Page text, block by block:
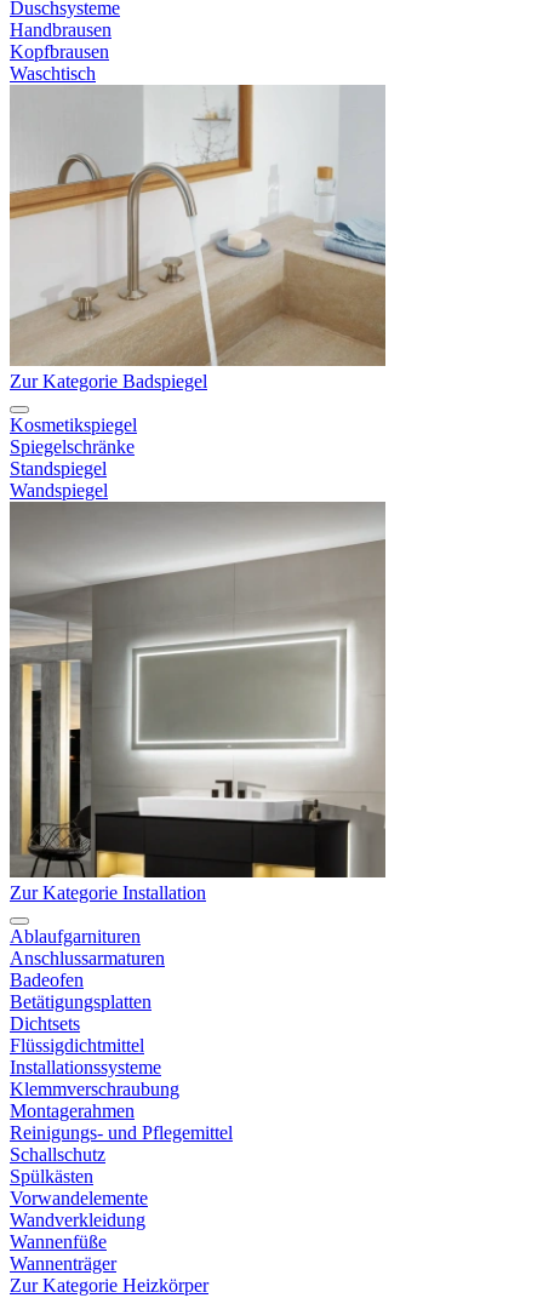
Duschsysteme
Handbrausen
Kopfbrausen
Waschtisch
Zur Kategorie Badspiegel
Kosmetikspiegel
Spiegelschränke
Standspiegel
Wandspiegel
Zur Kategorie Installation
Ablaufgarnituren
Anschlussarmaturen
Badeofen
Betätigungsplatten
Dichtsets
Flüssigdichtmittel
Installationssysteme
Klemmverschraubung
Montagerahmen
Reinigungs- und Pflegemittel
Schallschutz
Spülkästen
Vorwandelemente
Wandverkleidung
Wannenfüße
Wannenträger
Zur Kategorie Heizkörper